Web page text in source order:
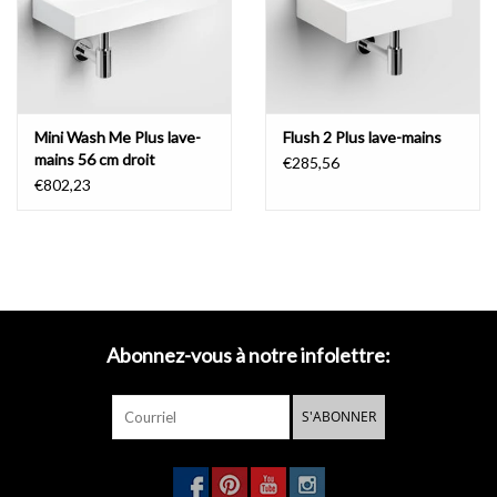
- télécharger le
- télécharger les instructions d'entretien
Mini Wash Me Plus lave-
mains 56 cm droit
€802,23
Flush 2 Plus lave-mains
€285,56
Abonnez-vous à notre infolettre:
S'ABONNER